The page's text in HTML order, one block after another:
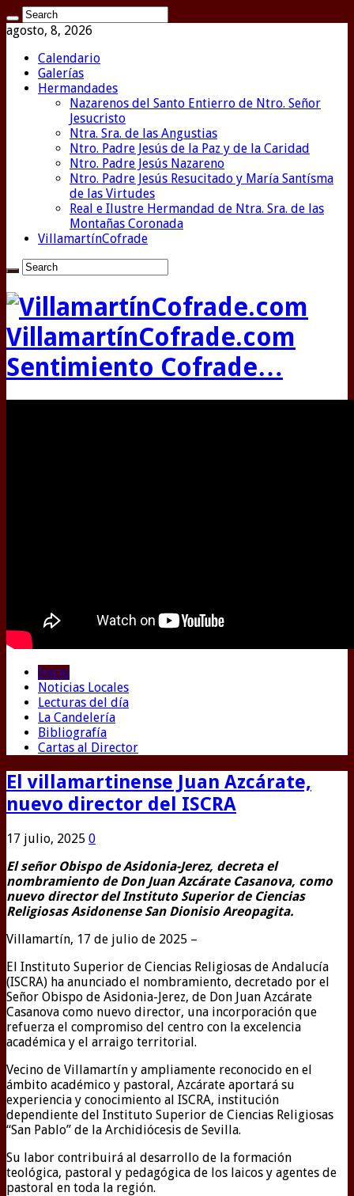
agosto, 8, 2026
Calendario
Galerías
Hermandades
Nazarenos del Santo Entierro de Ntro. Señor
Jesucristo
Ntra. Sra. de las Angustias
Ntro. Padre Jesús de la Paz y de la Caridad
Ntro. Padre Jesús Nazareno
Ntro. Padre Jesús Resucitado y María Santísma
de las Virtudes
Real e Ilustre Hermandad de Ntra. Sra. de las
Montañas Coronada
VillamartínCofrade
VillamartínCofrade.com
Sentimiento Cofrade…
Inicio
Noticias Locales
Lecturas del día
La Candelería
Bibliografía
Cartas al Director
El villamartinense Juan Azcárate,
nuevo director del ISCRA
17 julio, 2025 0
El señor Obispo de Asidonia-Jerez, decreta el
nombramiento de Don Juan Azcárate Casanova, como
nuevo director del Instituto Superior de Ciencias
Religiosas Asidonense San Dionisio Areopagita.
Villamartín, 17 de julio de 2025 –
El Instituto Superior de Ciencias Religiosas de Andalucía
(ISCRA) ha anunciado el nombramiento, decretado por el
Señor Obispo de Asidonia-Jerez, de Don Juan Azcárate
Casanova como nuevo director, una incorporación que
refuerza el compromiso del centro con la excelencia
académica y el arraigo territorial.
Vecino de Villamartín y ampliamente reconocido en el
ámbito académico y pastoral, Azcárate aportará su
experiencia y conocimiento al ISCRA, institución
dependiente del Instituto Superior de Ciencias Religiosas
“San Pablo” de la Archidiócesis de Sevilla.
Su labor contribuirá al desarrollo de la formación
teológica, pastoral y pedagógica de los laicos y agentes de
pastoral en toda la región.